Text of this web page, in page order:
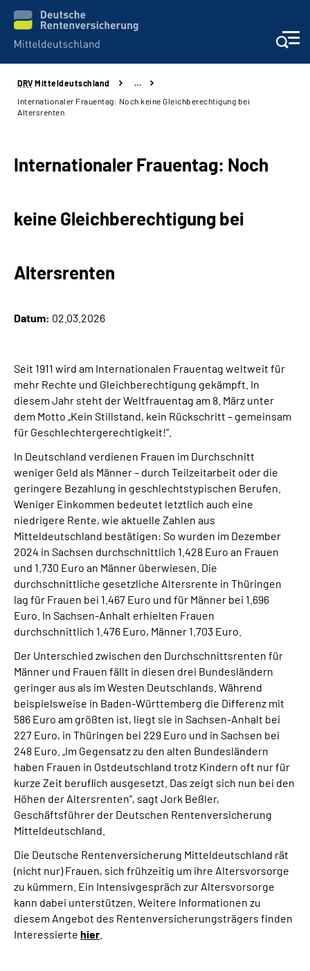
Aktuelles
Formulare
Über uns
Online-Services
Leichte Sprache
Suche
Mein Kundenportal
DRV Mitteldeutschland
…
Internationaler Frauentag: Noch keine Gleichberechtigung bei
Altersrenten
Internationaler Frauentag: Noch
keine Gleichberechtigung bei
Altersrenten
Datum: 02.03.2026
Seit 1911 wird am Internationalen Frauentag weltweit für
mehr Rechte und Gleichberechtigung gekämpft. In
diesem Jahr steht der Weltfrauentag am 8. März unter
dem Motto „Kein Stillstand, kein Rückschritt – gemeinsam
für Geschlechtergerechtigkeit!“.
In Deutschland verdienen Frauen im Durchschnitt
weniger Geld als Männer – durch Teilzeitarbeit oder die
geringere Bezahlung in geschlechtstypischen Berufen.
Weniger Einkommen bedeutet letztlich auch eine
niedrigere Rente, wie aktuelle Zahlen aus
Mitteldeutschland bestätigen: So wurden im Dezember
2024 in Sachsen durchschnittlich 1.428 Euro an Frauen
und 1.730 Euro an Männer überwiesen. Die
durchschnittliche gesetzliche Altersrente in Thüringen
lag für Frauen bei 1.467 Euro und für Männer bei 1.696
Euro. In Sachsen-Anhalt erhielten Frauen
durchschnittlich 1.476 Euro, Männer 1.703 Euro.
Der Unterschied zwischen den Durchschnittsrenten für
Männer und Frauen fällt in diesen drei Bundesländern
geringer aus als im Westen Deutschlands. Während
beispielsweise in Baden-Württemberg die Differenz mit
586 Euro am größten ist, liegt sie in Sachsen-Anhalt bei
227 Euro, in Thüringen bei 229 Euro und in Sachsen bei
248 Euro. „Im Gegensatz zu den alten Bundesländern
haben Frauen in Ostdeutschland trotz Kindern oft nur für
kurze Zeit beruflich ausgesetzt. Das zeigt sich nun bei den
Höhen der Altersrenten“, sagt Jork Beßler,
Geschäftsführer der Deutschen Rentenversicherung
Mitteldeutschland.
Die Deutsche Rentenversicherung Mitteldeutschland rät
(nicht nur) Frauen, sich frühzeitig um ihre Altersvorsorge
zu kümmern. Ein Intensivgespräch zur Altersvorsorge
kann dabei unterstützen. Weitere Informationen zu
diesem Angebot des Rentenversicherungsträgers finden
Interessierte hier